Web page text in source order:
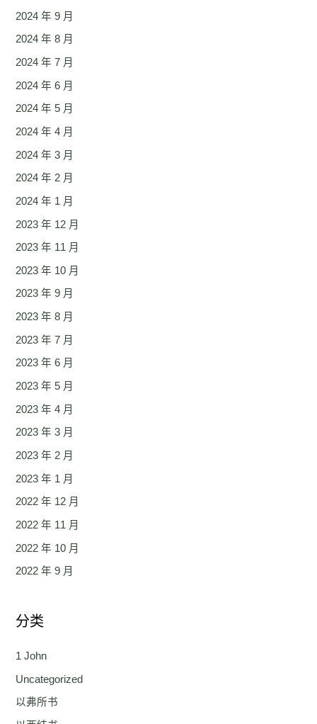
2024 年 9 月
2024 年 8 月
2024 年 7 月
2024 年 6 月
2024 年 5 月
2024 年 4 月
2024 年 3 月
2024 年 2 月
2024 年 1 月
2023 年 12 月
2023 年 11 月
2023 年 10 月
2023 年 9 月
2023 年 8 月
2023 年 7 月
2023 年 6 月
2023 年 5 月
2023 年 4 月
2023 年 3 月
2023 年 2 月
2023 年 1 月
2022 年 12 月
2022 年 11 月
2022 年 10 月
2022 年 9 月
分类
1 John
Uncategorized
以弗所书